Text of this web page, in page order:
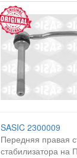
SASIC 2300009
Передняя правая
стабилизатора на